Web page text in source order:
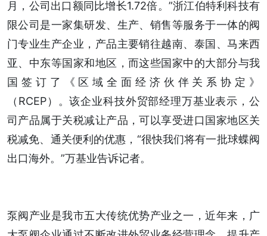
月，公司出口额同比增长1.72倍。”浙江伯特利科技有
限公司是一家集研发、生产、销售等服务于一体的阀
门专业生产企业，产品主要销往越南、泰国、马来西
亚、中东等国家和地区，而这些国家中的大部分与我
国签订了《区域全面经济伙伴关系协定》
（RCEP）。该企业科技外贸部经理万基业表示，公
司产品属于关税减让产品，可以享受进口国家地区关
税减免、通关便利的优惠，“很快我们将有一批球蝶阀
出口海外。”万基业告诉记者。
泵阀产业是我市五大传统优势产业之一，近年来，广